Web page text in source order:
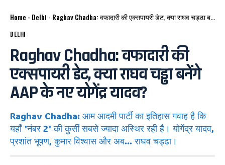
Home - Delhi - Raghav Chadha: वफादारी की एक्सपायरी डेट, क्या राघव चड्ढा बनेंगे AAP के नए योगेंद्र यादव?
DELHI
Raghav Chadha: वफादारी की
एक्सपायरी डेट, क्या राघव चड्ढा बनेंगे
AAP के नए योगेंद्र यादव?
Raghav Chadha: आम आदमी पार्टी का इतिहास गवाह है कि
यहाँ 'नंबर 2' की कुर्सी सबसे ज्यादा अस्थिर रही है। योगेंद्र यादव,
प्रशांत भूषण, कुमार विश्वास और अब... राघव चड्ढा।